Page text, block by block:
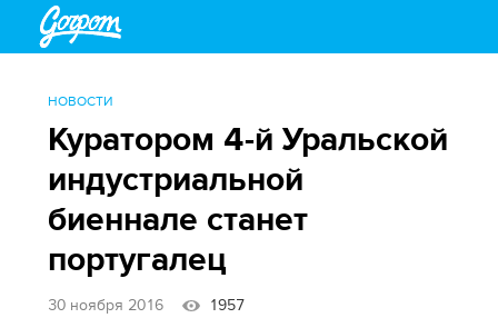
НОВОСТИ
Куратором 4-й Уральской
индустриальной
биеннале станет
португалец
30 ноября 2016 1957